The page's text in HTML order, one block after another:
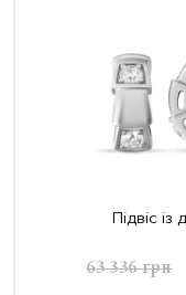
Підвіс із
63 336грн